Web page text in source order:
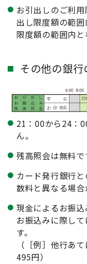
お引出しのご利
出し限度額の範
限度額の範囲内と
その他の銀
21：00から24：
ん。
残高照会は無料で
カード発行銀行
数料と異なる場合
現金によるお振込
お振込みに際し
す。
（［例］他行あ
495円）